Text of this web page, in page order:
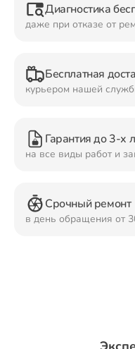
Диагностика
даже при отказе от
Бесплатная
курьером нашей
Гарантия до 3-х
на все виды работ и
Срочный ремонт
в день обращения от
Ремонт